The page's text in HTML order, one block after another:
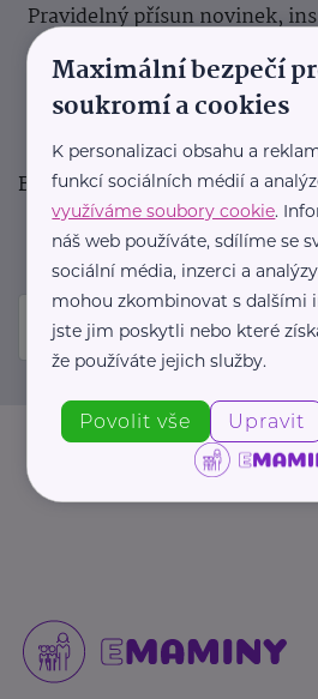
Pravidelný přísun novinek,
podpora pro rodiče i sdílení
Newsletter webu
odběru a čtěte o tématech,
v náročném období nebo
Buďte první, kdo se dozví o
událostech. Prosíme,
mailové
Maximální bezpečí
soukromí a cookies
K personalizaci obsahu a
funkcí sociálních médií a
využíváme soubory cookie.
náš web používáte, sdílíme se
sociální média, inzerci a
mohou zkombinovat s dalšími
jste jim poskytli nebo které
že používáte jejich služby.
Povolit vše Upravit